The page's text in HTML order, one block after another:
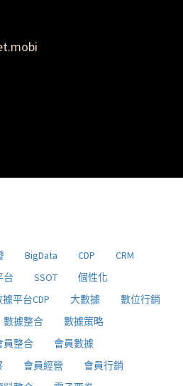
BigData CDP
CRM
台 SSOT
個性化
平台CDP 大數據
數位行銷
數據整合
數據策略
員整合
會員數據
會員經營
會員行銷